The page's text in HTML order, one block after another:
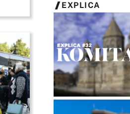
EXPLICA